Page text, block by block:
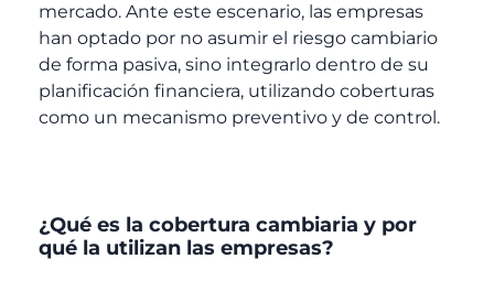
mercado. Ante este escenario, las empresas
han optado por no asumir el riesgo cambiario
de forma pasiva, sino integrarlo dentro de su
planificación financiera, utilizando coberturas
como un mecanismo preventivo y de control.
¿Qué es la cobertura cambiaria y por
qué la utilizan las empresas?